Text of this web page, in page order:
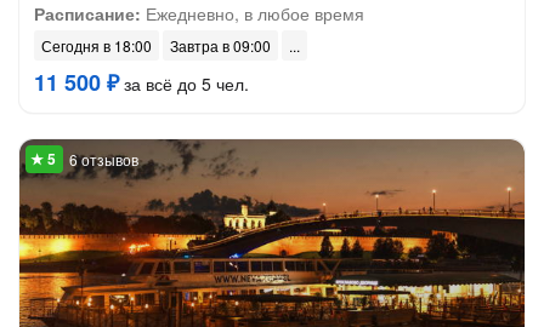
Расписание: Ежедневно, в любое время
Сегодня в 18:00 Завтра в 09:00
11 500 ₽за всё до 5 чел.
6 отзывов